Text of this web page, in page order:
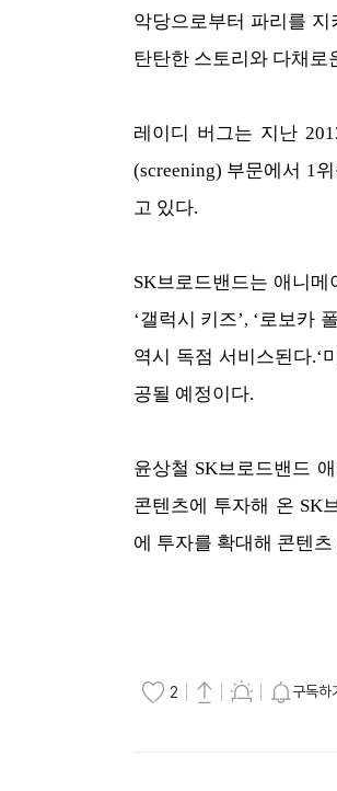
악당으로부터 파리를
탄탄한 스토리와 다채로
레이디 버그는 지난
(screening) 부문에서 1
고 있다.
SK브로드밴드는 애니
‘갤럭시 키즈’, ‘로보카
역시 독점 서비스된다.‘
공될 예정이다.
윤상철 SK브로드밴드
콘텐츠에 투자해 온 SK
에 투자를 확대해 콘텐
2 구독하